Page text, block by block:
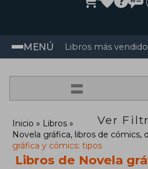
MENÚ Libros más
=
Ver
Inicio
Libros
Novela gráfica, libros de cómics,
gráfica y cómics: tipos
Libros de Novela